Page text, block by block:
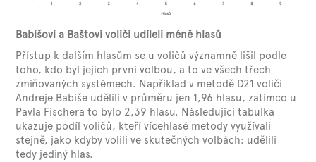
Babišovi a Baštovi voliči udíleli méně hlasů
Přístup k dalším hlasům se u voličů významně lišil podle
toho, kdo byl jejich první volbou, a to ve všech třech
zmiňovaných systémech. Například v metodě D21 voliči
Andreje Babiše udělili v průměru jen 1,96 hlasu, zatímco u
Pavla Fischera to bylo 2,39 hlasu. Následující tabulka
ukazuje podíl voličů, kteří vícehlasé metody využívali
stejně, jako kdyby volili ve skutečných volbách: udělili
tedy jediný hlas.